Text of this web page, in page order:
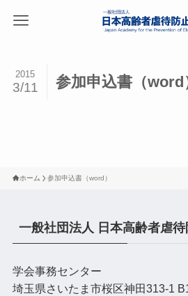
参加申込書（word
2015
3/11
ホーム 参加申込書（word）
一般社団法人 日本高齢者虐
学会事務センター
埼玉県さいたま市桜区神田313-1